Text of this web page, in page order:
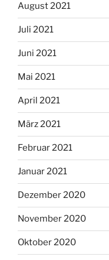
August 2021
Juli 2021
Juni 2021
Mai 2021
April 2021
März 2021
Februar 2021
Januar 2021
Dezember 2020
November 2020
Oktober 2020